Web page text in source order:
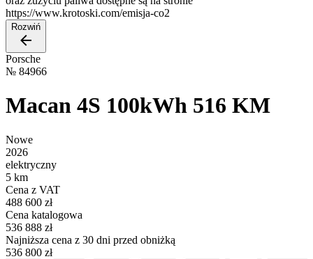
https://www.krotoski.com/emisja-co2
Rozwiń
Porsche
№ 84966
Macan 4S 100kWh 516 KM
Nowe
2026
elektryczny
5 km
Cena z VAT
488 600 zł
Cena katalogowa
536 888 zł
Najniższa cena z 30 dni przed obniżką
536 800 zł